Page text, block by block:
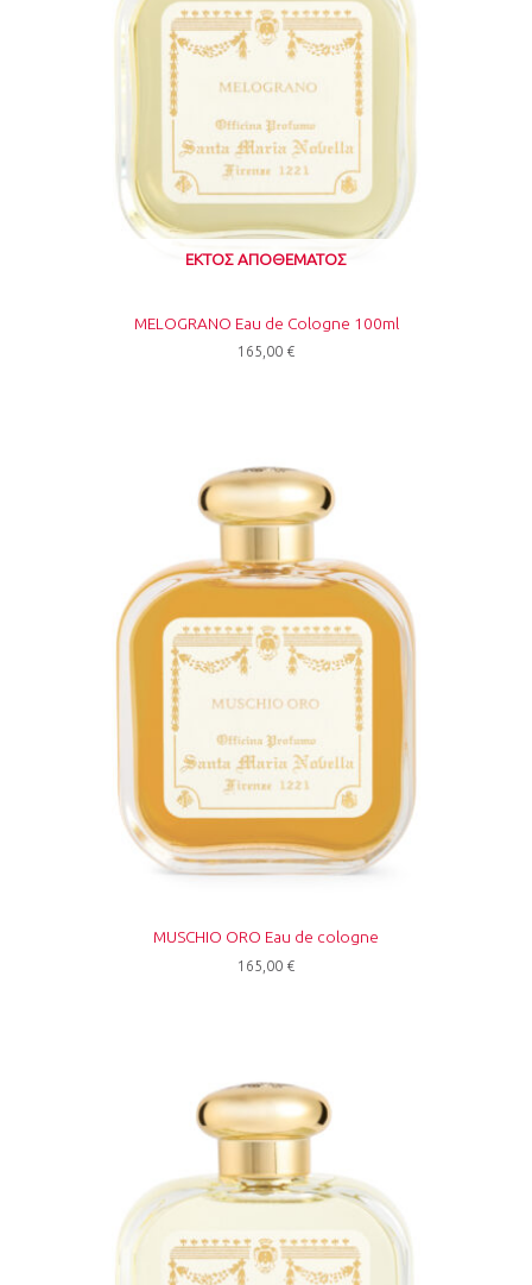
ΕΚΤΌΣ ΑΠΟΘΈΜΑΤΟΣ
MELOGRANO Eau de Cologne 100ml
165,00 €
MUSCHIO ORO Eau de cologne
165,00 €